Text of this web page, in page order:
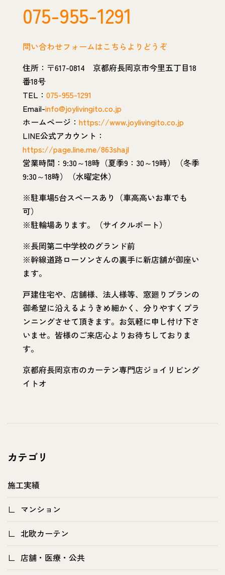
カテゴリ
施工実績
マンション
北欧カーテン
店舗・医療・公共
075-955-1291
問い合わせフォームはこちらよりどうぞ
住所：〒617-0814 京都府長岡京市今里五丁目18
番18号
TEL： 075-955-1291
Email-info@joylivingito.co.jp
ホームページ： https://www.joylivingito.co.jp
LINE公式アカウント：
https://page.line.me/863shajl
営業時間：9:30～18時（夏季9：30～19時）（冬季
9:30～18時）（水曜定休）
※駐車場5台スペースあり（車高高いお車でも
可）
※駐輪場あります。（サイクルポート）
※長岡第二中学校のグランド前
※幹線道路ローソンさんの裏手に新店舗が御座い
ます。
戸建住宅や、店舗様、法人様等、窓廻りプランの
御希望に沿えるようきめ細かく、分りやすくプラ
ンニングさせて頂きます。お気軽に申し付け下さ
いませ。皆様のご来店心よりお待ちしておりま
す。
京都府長岡京市のカーテン専門店ジョイリビング
イトオ